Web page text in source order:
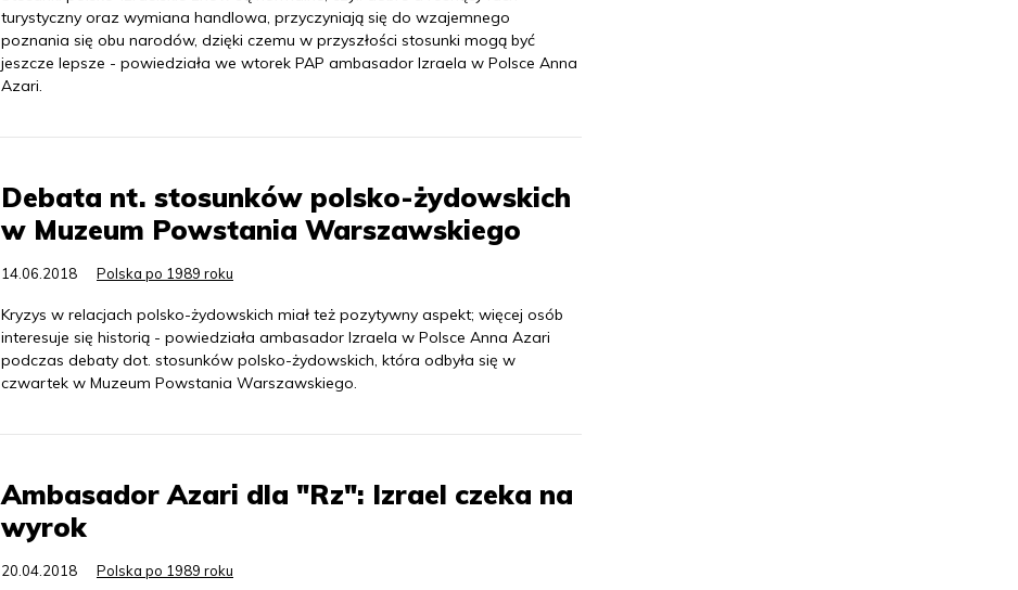
turystyczny oraz wymiana handlowa, przyczyniają się do wzajemnego
poznania się obu narodów, dzięki czemu w przyszłości stosunki mogą być
jeszcze lepsze - powiedziała we wtorek PAP ambasador Izraela w Polsce Anna
Azari.
Debata nt. stosunków polsko-żydowskich
w Muzeum Powstania Warszawskiego
14.06.2018 Polska po 1989 roku
Kryzys w relacjach polsko-żydowskich miał też pozytywny aspekt; więcej osób
interesuje się historią - powiedziała ambasador Izraela w Polsce Anna Azari
podczas debaty dot. stosunków polsko-żydowskich, która odbyła się w
czwartek w Muzeum Powstania Warszawskiego.
Ambasador Azari dla "Rz": Izrael czeka na
wyrok
20.04.2018 Polska po 1989 roku